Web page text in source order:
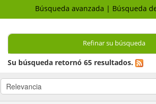
Búsqueda avanzada Búsqueda
Refinar su búsqueda
Su búsqueda retornó 65 resultados.